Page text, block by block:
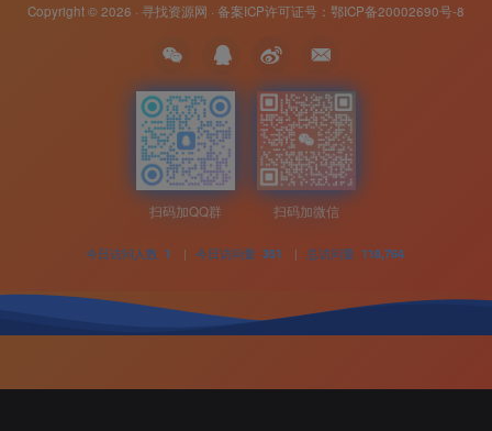
Copyright © 2026 · 寻找资源网 · 备案ICP许可证号： 鄂ICP备20002690号-8
扫码加QQ群 扫码加微信
今日访问人数 1 | 今日访问量 351 | 总访问量 118,764